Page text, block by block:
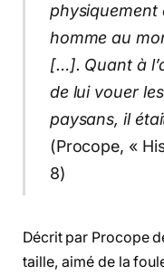
physiquement
homme au
[…]. Quant à
de lui vouer
paysans, il
(Procope, «
8)
Décrit par Procope
taille, aimé de la